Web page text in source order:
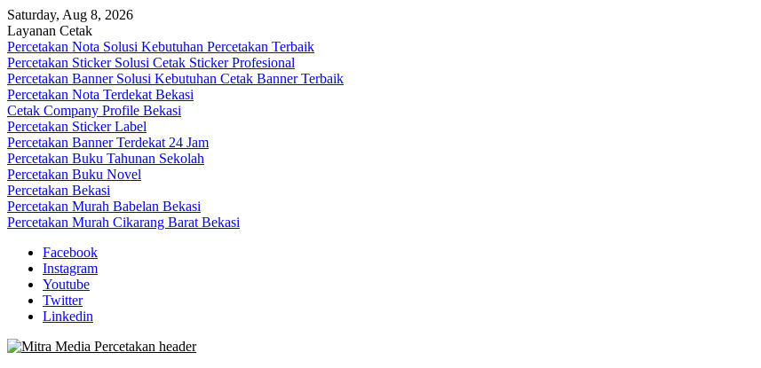
Skip
to
content
Saturday, Aug 8, 2026
Layanan Cetak
Percetakan Nota Solusi Kebutuhan Percetakan Terbaik
Percetakan Sticker Solusi Cetak Sticker Profesional
Percetakan Banner Solusi Kebutuhan Cetak Banner Terbaik
Percetakan Nota Terdekat Bekasi
Cetak Company Profile Bekasi
Percetakan Sticker Label
Percetakan Banner Terdekat 24 Jam
Percetakan Buku Tahunan Sekolah
Percetakan Buku Novel
Percetakan Bekasi
Percetakan Murah Babelan Bekasi
Percetakan Murah Cikarang Barat Bekasi
Facebook
Instagram
Youtube
Twitter
Linkedin